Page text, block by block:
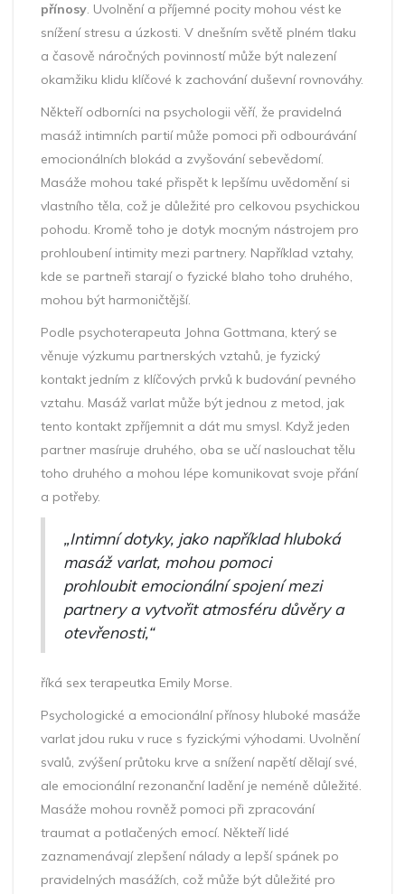
přínosy. Uvolnění a příjemné pocity mohou vést ke
snížení stresu a úzkosti. V dnešním světě plném tlaku
a časově náročných povinností může být nalezení
okamžiku klidu klíčové k zachování duševní rovnováhy.
Někteří odborníci na psychologii věří, že pravidelná
masáž intimních partií může pomoci při odbourávání
emocionálních blokád a zvyšování sebevědomí.
Masáže mohou také přispět k lepšímu uvědomění si
vlastního těla, což je důležité pro celkovou psychickou
pohodu. Kromě toho je dotyk mocným nástrojem pro
prohloubení intimity mezi partnery. Například vztahy,
kde se partneři starají o fyzické blaho toho druhého,
mohou být harmoničtější.
Podle psychoterapeuta Johna Gottmana, který se
věnuje výzkumu partnerských vztahů, je fyzický
kontakt jedním z klíčových prvků k budování pevného
vztahu. Masáž varlat může být jednou z metod, jak
tento kontakt zpříjemnit a dát mu smysl. Když jeden
partner masíruje druhého, oba se učí naslouchat tělu
toho druhého a mohou lépe komunikovat svoje přání
a potřeby.
„Intimní dotyky, jako například hluboká
masáž varlat, mohou pomoci
prohloubit emocionální spojení mezi
partnery a vytvořit atmosféru důvěry a
otevřenosti,“
říká sex terapeutka Emily Morse.
Psychologické a emocionální přínosy hluboké masáže
varlat jdou ruku v ruce s fyzickými výhodami. Uvolnění
svalů, zvýšení průtoku krve a snížení napětí dělají své,
ale emocionální rezonanční ladění je neméně důležité.
Masáže mohou rovněž pomoci při zpracování
traumat a potlačených emocí. Někteří lidé
zaznamenávají zlepšení nálady a lepší spánek po
pravidelných masážích, což může být důležité pro